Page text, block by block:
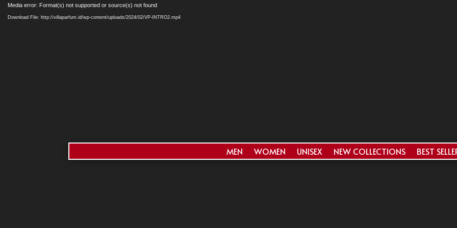
Video
Player
Media error: Format(s) not supported or source(s) not found
Download File: http://villaparfum.id/wp-content/uploads/2024/02/VP-INTRO2.mp4
MEN WOMEN UNISEX NEW COLLECTIONS BEST